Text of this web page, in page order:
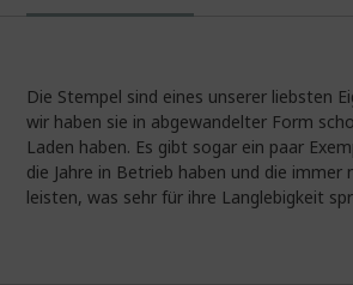
Die Stempel sind eines unserer liebsten
wir haben sie in abgewandelter Form
Laden haben. Es gibt sogar ein paar
die Jahre in Betrieb haben und die immer
leisten, was sehr für ihre Langlebigkeit